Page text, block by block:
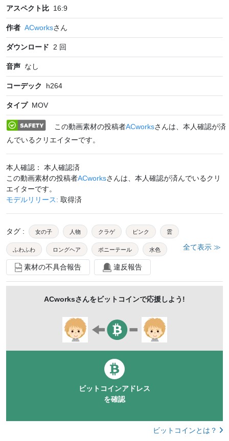
アスペクト比 16:9
作者 ACworksさん
ダウンロード 2 回
音声 なし
コーデック h264
タイプ MOV
この動画素材の投稿者ACworksさんは、本人確認が済
んでいるクリエイターです。
本人確認： 本人確認済
この動画素材の投稿者ACworksさんは、本人確認が済んでいるクリ
エイターです。
モデルリリース: 取得済
タグ : 女の子 人物 クラゲ ピンク 雲
ふわふわ ロングヘア ポニーテール 水色
半袖 カメラ目線 にっこり
ワンピース ポーズ アート 夏 小学生
外国人 スローモーション 固定カメラ
スタジオ撮影 kidsartmac
mdfk213 金髪 ファンシー
全て表示 ≫
素材の不具合報告 違反報告
ACworksさんをビットコインで応援しよう!
ビットコインアドレス
を確認
ビットコインとは？